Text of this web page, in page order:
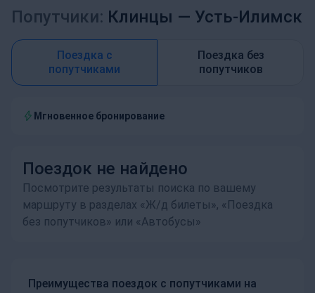
Попутчики: Клинцы — Усть-Илимск
Поездка с
попутчиками
Поездка без
попутчиков
Мгновенное бронирование
Поездок не найдено
Посмотрите результаты поиска по вашему
маршруту в разделах «Ж/д билеты», «Поездка
без попутчиков» или «Автобусы»
Преимущества поездок с попутчиками на